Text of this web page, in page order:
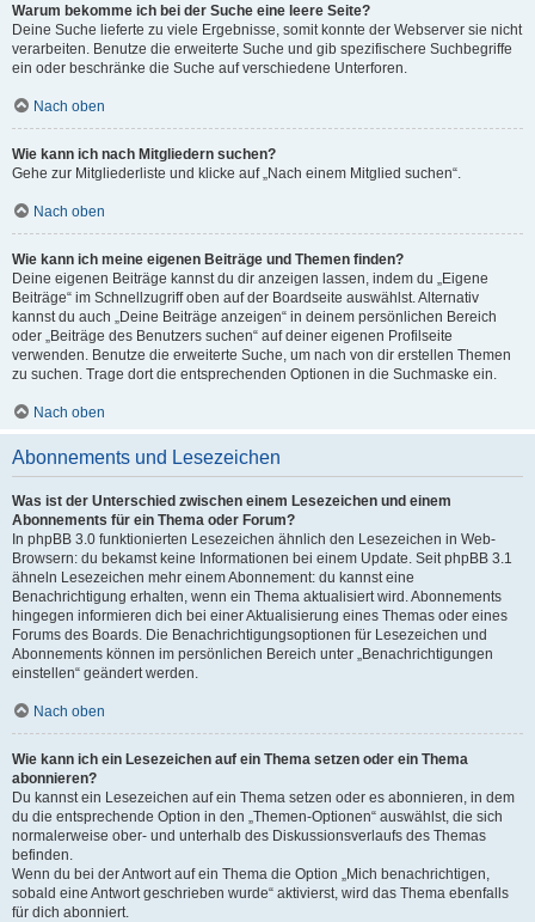
Warum bekomme ich bei der Suche eine leere Seite?
Deine Suche lieferte zu viele Ergebnisse, somit konnte der Webserver sie nicht
verarbeiten. Benutze die erweiterte Suche und gib spezifischere Suchbegriffe
ein oder beschränke die Suche auf verschiedene Unterforen.
Nach oben
Wie kann ich nach Mitgliedern suchen?
Gehe zur Mitgliederliste und klicke auf „Nach einem Mitglied suchen“.
Nach oben
Wie kann ich meine eigenen Beiträge und Themen finden?
Deine eigenen Beiträge kannst du dir anzeigen lassen, indem du „Eigene
Beiträge“ im Schnellzugriff oben auf der Boardseite auswählst. Alternativ
kannst du auch „Deine Beiträge anzeigen“ in deinem persönlichen Bereich
oder „Beiträge des Benutzers suchen“ auf deiner eigenen Profilseite
verwenden. Benutze die erweiterte Suche, um nach von dir erstellen Themen
zu suchen. Trage dort die entsprechenden Optionen in die Suchmaske ein.
Nach oben
Abonnements und Lesezeichen
Was ist der Unterschied zwischen einem Lesezeichen und einem
Abonnements für ein Thema oder Forum?
In phpBB 3.0 funktionierten Lesezeichen ähnlich den Lesezeichen in Web-
Browsern: du bekamst keine Informationen bei einem Update. Seit phpBB 3.1
ähneln Lesezeichen mehr einem Abonnement: du kannst eine
Benachrichtigung erhalten, wenn ein Thema aktualisiert wird. Abonnements
hingegen informieren dich bei einer Aktualisierung eines Themas oder eines
Forums des Boards. Die Benachrichtigungsoptionen für Lesezeichen und
Abonnements können im persönlichen Bereich unter „Benachrichtigungen
einstellen“ geändert werden.
Nach oben
Wie kann ich ein Lesezeichen auf ein Thema setzen oder ein Thema
abonnieren?
Du kannst ein Lesezeichen auf ein Thema setzen oder es abonnieren, in dem
du die entsprechende Option in den „Themen-Optionen“ auswählst, die sich
normalerweise ober- und unterhalb des Diskussionsverlaufs des Themas
befinden.
Wenn du bei der Antwort auf ein Thema die Option „Mich benachrichtigen,
sobald eine Antwort geschrieben wurde“ aktivierst, wird das Thema ebenfalls
für dich abonniert.